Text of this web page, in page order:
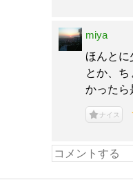
miya
ほんとに
とか、ち
かったら
ナイス